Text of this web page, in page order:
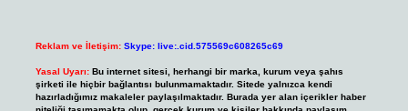
Reklam ve İletişim: Skype: live:.cid.575569c608265c69
Yasal Uyarı: Bu internet sitesi, herhangi bir marka, kurum veya şahıs
şirketi ile hiçbir bağlantısı bulunmamaktadır. Sitede yalnızca kendi
hazırladığımız makaleler paylaşılmaktadır. Burada yer alan içerikler haber